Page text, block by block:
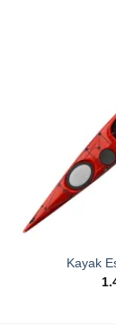
Kayak